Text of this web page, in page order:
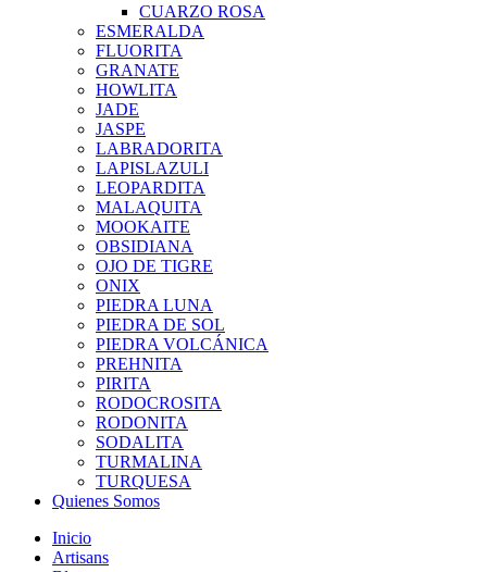
CUARZO ROSA
ESMERALDA
FLUORITA
GRANATE
HOWLITA
JADE
JASPE
LABRADORITA
LAPISLAZULI
LEOPARDITA
MALAQUITA
MOOKAITE
OBSIDIANA
OJO DE TIGRE
ONIX
PIEDRA LUNA
PIEDRA DE SOL
PIEDRA VOLCÁNICA
PREHNITA
PIRITA
RODOCROSITA
RODONITA
SODALITA
TURMALINA
TURQUESA
Quienes Somos
Inicio
Artisans